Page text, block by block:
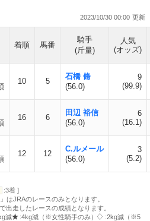
2023/10/30 00:00
着順 馬番
騎手
(斤量)
人気
(オッズ)
10 5
石橋 脩
(56.0)
9
(99.9)
16 6
田辺 裕信
(56.0)
6
(16.1)
12 12
C.ルメール
(56.0)
3
(5.2)
:3着 ]
はJRAのレースのみとなります。
走したレースの成績となります。
減 :4kg減（※女性騎手のみ）
:2kg減（※5